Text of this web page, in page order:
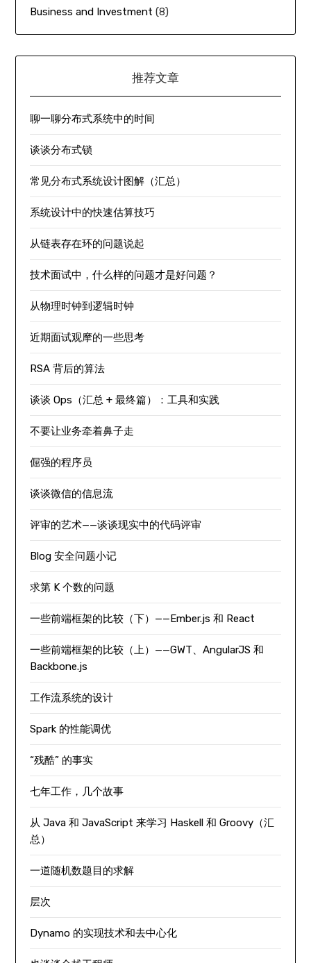
Business and Investment (8)
推荐文章
聊一聊分布式系统中的时间
谈谈分布式锁
常见分布式系统设计图解（汇总）
系统设计中的快速估算技巧
从链表存在环的问题说起
技术面试中，什么样的问题才是好问题？
从物理时钟到逻辑时钟
近期面试观摩的一些思考
RSA 背后的算法
谈谈 Ops（汇总 + 最终篇）：工具和实践
不要让业务牵着鼻子走
倔强的程序员
谈谈微信的信息流
评审的艺术——谈谈现实中的代码评审
Blog 安全问题小记
求第 K 个数的问题
一些前端框架的比较（下）——Ember.js 和 React
一些前端框架的比较（上）——GWT、AngularJS 和
Backbone.js
工作流系统的设计
Spark 的性能调优
“残酷” 的事实
七年工作，几个故事
从 Java 和 JavaScript 来学习 Haskell 和 Groovy（汇
总）
一道随机数题目的求解
层次
Dynamo 的实现技术和去中心化